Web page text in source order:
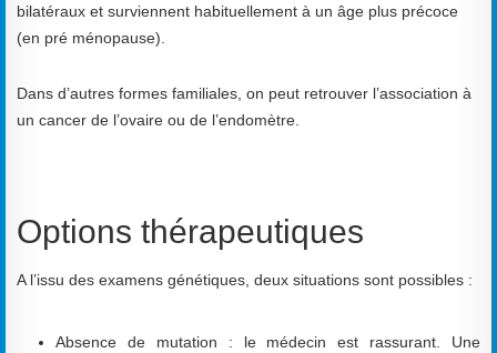
bilatéraux et surviennent habituellement à un âge plus précoce
(en pré ménopause).
Dans d’autres formes familiales, on peut retrouver l’association à
un cancer de l’ovaire ou de l’endomètre.
Options thérapeutiques
A l’issu des examens génétiques, deux situations sont possibles :
Absence de mutation : le médecin est rassurant. Une